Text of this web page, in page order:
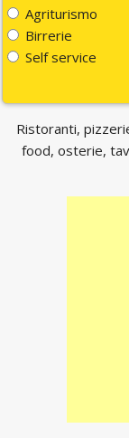
Agriturismo
Birrerie
Self service
Ristoranti,
food, osterie,